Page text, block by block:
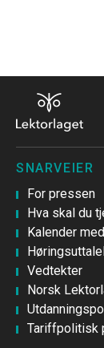
SNARVEIER
For pressen
Hva skal du
Kalender
Vedtekter
Norsk
Tariffpolitisk